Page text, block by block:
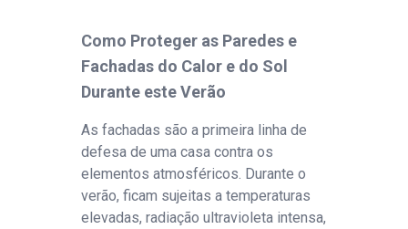
Como Proteger as Paredes e
Fachadas do Calor e do Sol
Durante este Verão
As fachadas são a primeira linha de
defesa de uma casa contra os
elementos atmosféricos. Durante o
verão, ficam sujeitas a temperaturas
elevadas, radiação ultravioleta intensa,